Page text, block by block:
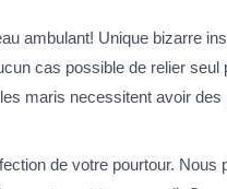
ambulant! Unique bizarre
cas possible de relier
maris necessitent avoir
de votre pourtour.